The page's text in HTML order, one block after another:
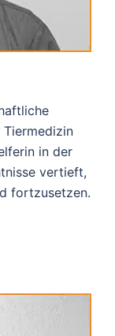
Tiermedizin
in der
vertieft,
fortzusetzen.